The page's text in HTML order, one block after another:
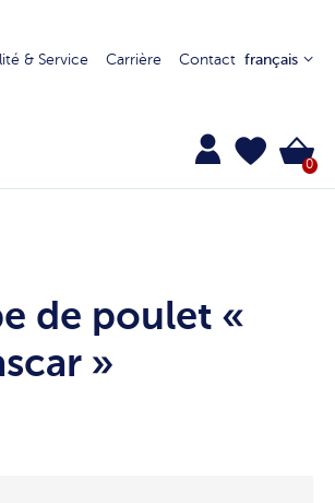
& Service Carrière Contact français
0
de poulet «
»